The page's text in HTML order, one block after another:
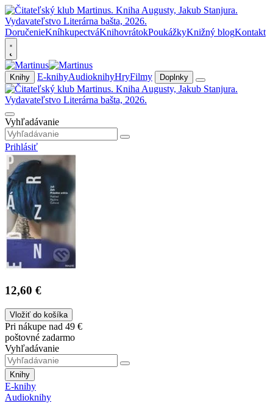
DoručenieKníhkupectváKnihovrátokPoukážkyKnižný blogKontakt
Knihy E-knihyAudioknihyHryFilmy Doplnky
Vyhľadávanie
Prihlásiť
12,60 €
Vložiť do košíka
Pri nákupe nad 49 €
poštovné zadarmo
Vyhľadávanie
Knihy
E-knihy
Audioknihy